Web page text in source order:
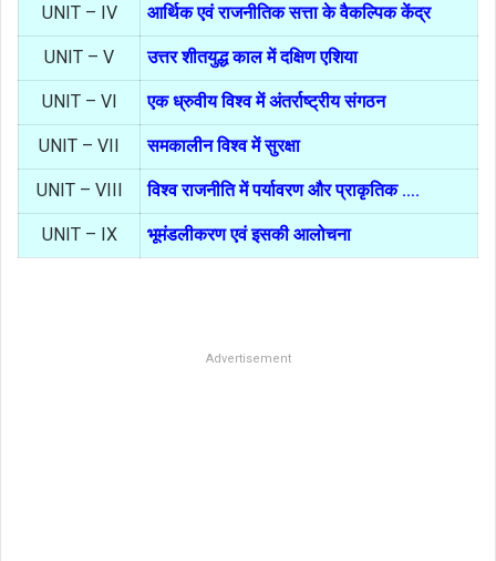
UNIT – IV आर्थिक एवं राजनीतिक सत्ता के वैकल्पिक केंद्र
UNIT – V उत्तर शीतयुद्ध काल में दक्षिण एशिया
UNIT – VI एक ध्रुवीय विश्व में अंतर्राष्ट्रीय संगठन
UNIT – VII समकालीन विश्व में सुरक्षा
UNIT – VIII विश्व राजनीति में पर्यावरण और प्राकृतिक ….
UNIT – IX भूमंडलीकरण एवं इसकी आलोचना
Advertisement